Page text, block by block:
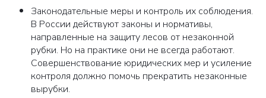
Законодательные меры и контроль их соблюдения.
В России действуют законы и нормативы,
направленные на защиту лесов от незаконной
рубки. Но на практике они не всегда работают.
Совершенствование юридических мер и усиление
контроля должно помочь прекратить незаконные
вырубки.